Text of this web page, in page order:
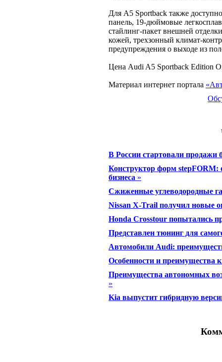
Для A5 Sportback также
панель, 19-дюймовые
стайлинг-пакет внешней
кожей, трехзонный климат-
предупреждения о выходе из
Цена Audi A5 Sportback Edition
Материал интернет портала
В России стартовали продажи
Конструктор форм stepFORM:
бизнеса »
Сжиженные углеводородные
Nissan X-Trail получил новые
Honda Crosstour попытались
Представлен тюнинг для
Автомобили Audi:
Особенности и преимущества
Преимущества автономных
»
Kia выпустит гибридную